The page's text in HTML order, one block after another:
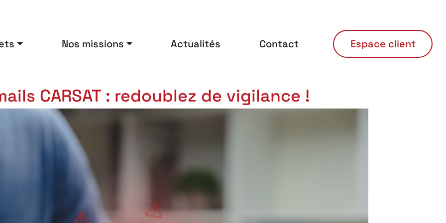
Nos missions Actualités Contact Espace client
CARSAT : redoublez de vigilance !